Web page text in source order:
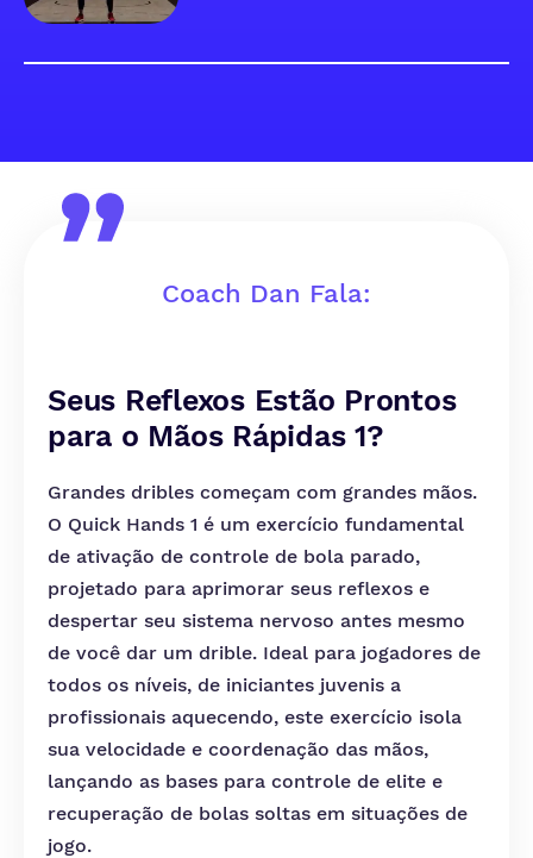
Coach Dan Fala:
Seus Reflexos Estão Prontos
para o Mãos Rápidas 1?
Grandes dribles começam com grandes mãos.
O Quick Hands 1 é um exercício fundamental
de ativação de controle de bola parado,
projetado para aprimorar seus reflexos e
despertar seu sistema nervoso antes mesmo
de você dar um drible. Ideal para jogadores de
todos os níveis, de iniciantes juvenis a
profissionais aquecendo, este exercício isola
sua velocidade e coordenação das mãos,
lançando as bases para controle de elite e
recuperação de bolas soltas em situações de
jogo.